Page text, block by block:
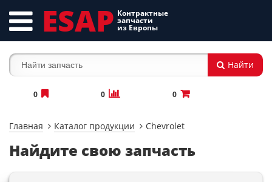
ESAP Контрактные
запчасти
из Европы
Найти
0 0 0
Главная Каталог продукции Chevrolet
Найдите свою запчасть